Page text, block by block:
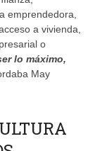
emprendedora,
a vivienda,
o
lo máximo,
May